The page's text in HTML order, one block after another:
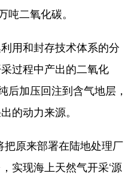
二氧化碳。
和封存技术体系的分
过程中产出的二氧化
后加压回注到含气地层，
的动力来源。
原来部署在陆地处理厂
实现海上天然气开采‘源